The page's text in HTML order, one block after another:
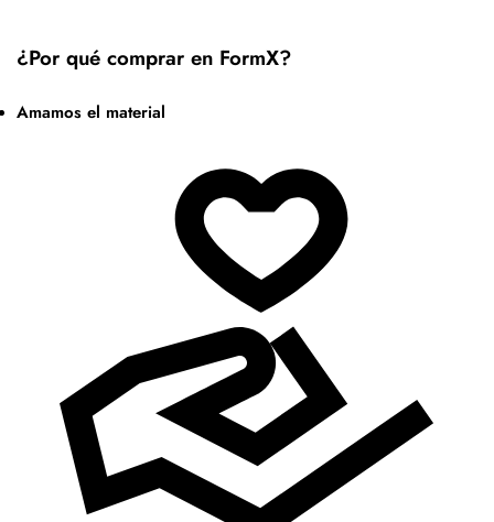
¿Por qué comprar en FormX?
Amamos el material